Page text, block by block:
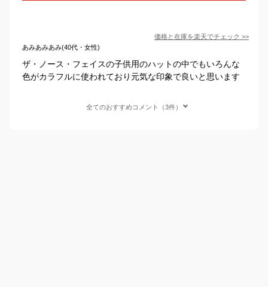
価格と在庫を楽天でチェック >>
あみあみあみ(40代・女性)
ザ・ノース・フェイスの子供用のハットの中でもいろんな
色がカラフルに使われており元気な印象で良いと思います
全てのおすすめコメント（3件）